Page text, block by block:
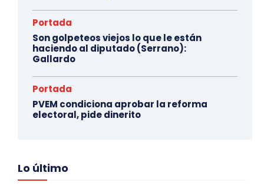
Portada
Son golpeteos viejos lo que le están
haciendo al diputado (Serrano):
Gallardo
Portada
PVEM condiciona aprobar la reforma
electoral, pide dinerito
Lo último